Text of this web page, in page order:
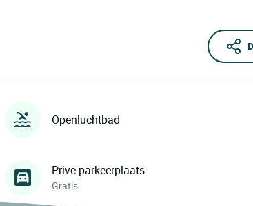
Openluchtbad
Prive parkeerplaats
Gratis